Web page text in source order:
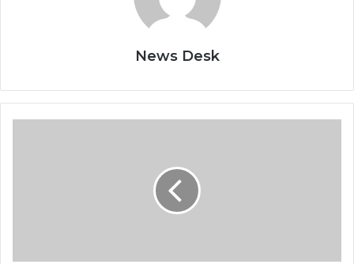
News Desk